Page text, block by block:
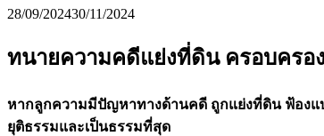
28/09/202430/11/2024
ทนายความคดีแย่งที่ดิน ครอบครอ
หากลูกความมีปัญหาทางด้านคดี ถูกแย่งที่ดิน ฟ้อง
ยุติธรรมและเป็นธรรมที่สุด